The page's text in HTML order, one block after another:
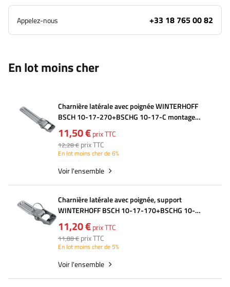
Appelez-nous +33 18 765 00 82
En lot moins cher
Charnière latérale avec poignée WINTERHOFF
BSCH 10-17-270+BSCHG 10-17-C montage
latéral remorque complet
11,50 €prix TTC
12,28 € prix TTC
En lot moins cher de 6%
Voir l'ensemble
Charnière latérale avec poignée, support
WINTERHOFF BSCH 10-17-170+BSCHG 10-
17-C montage latéral remorque complet
11,20 €prix TTC
11,88 € prix TTC
En lot moins cher de 5%
Voir l'ensemble